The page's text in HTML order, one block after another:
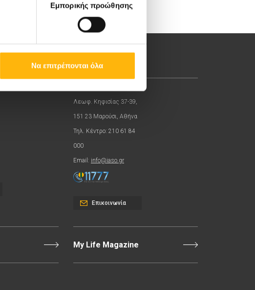
Εμπορικής προώθησης
Να επιτρέπονται όλα
Λεωφ. Κηφισίας 37-39,
151 23 Μαρούσι, Αθήνα
Τηλ. Κέντρο: 210 61 84
000
Email: info@iaso.gr
Επικοινωνία
My Life Magazine